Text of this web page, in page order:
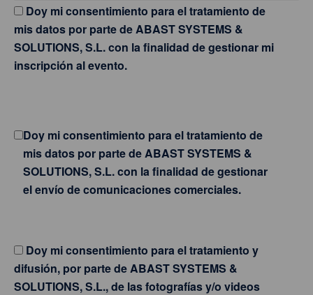
Doy mi consentimiento para el tratamiento de
mis datos por parte de ABAST SYSTEMS &
SOLUTIONS, S.L. con la finalidad de gestionar mi
inscripción al evento.
Doy mi consentimiento para el tratamiento de
mis datos por parte de ABAST SYSTEMS &
SOLUTIONS, S.L. con la finalidad de gestionar
el envío de comunicaciones comerciales.
Doy mi consentimiento para el tratamiento y
difusión, por parte de ABAST SYSTEMS &
SOLUTIONS, S.L., de las fotografías y/o videos